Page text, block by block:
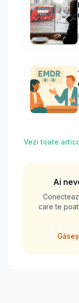
Vezi toate
Ai
care te